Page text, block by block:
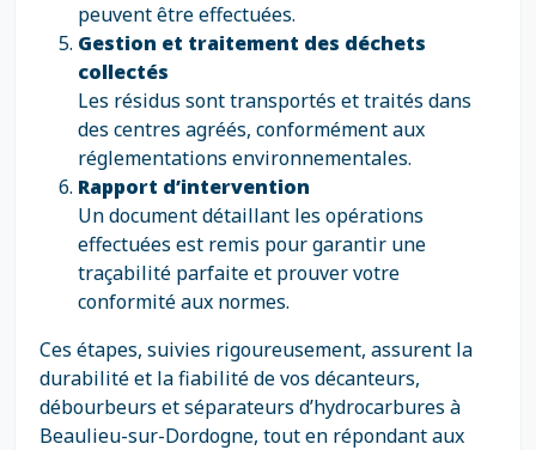
peuvent être effectuées.
Gestion et traitement des déchets
collectés
Les résidus sont transportés et traités dans
des centres agréés, conformément aux
réglementations environnementales.
Rapport d’intervention
Un document détaillant les opérations
effectuées est remis pour garantir une
traçabilité parfaite et prouver votre
conformité aux normes.
Ces étapes, suivies rigoureusement, assurent la
durabilité et la fiabilité de vos décanteurs,
débourbeurs et séparateurs d’hydrocarbures à
Beaulieu-sur-Dordogne, tout en répondant aux